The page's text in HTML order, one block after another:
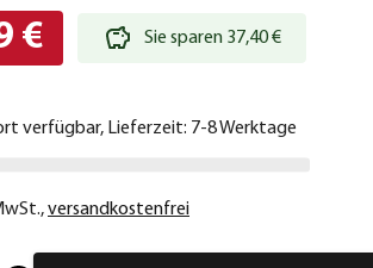
€ Sie sparen 37,40 €
verfügbar, Lieferzeit: 7-8 Werktage
,versandkostenfrei